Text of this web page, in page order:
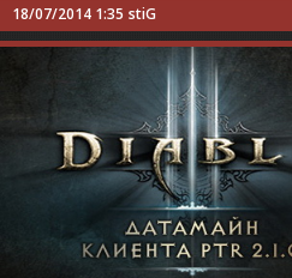
18/07/2014 1:35 stiG